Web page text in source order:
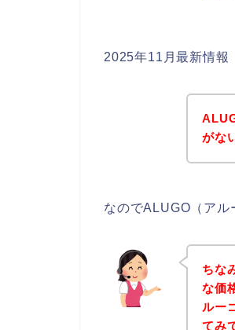
2025年11月最新情報
がな
なのでALUGO（アル
ちな
な価
ルー
てみ